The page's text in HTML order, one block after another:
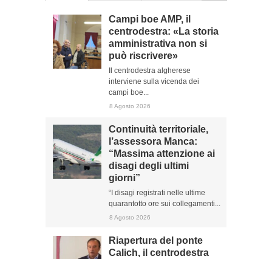
Campi boe AMP, il
centrodestra: «La storia
amministrativa non si
può riscrivere»
Il centrodestra algherese
interviene sulla vicenda dei
campi boe...
8 Agosto 2026
Continuità territoriale,
l’assessora Manca:
“Massima attenzione ai
disagi degli ultimi
giorni”
“I disagi registrati nelle ultime
quarantotto ore sui collegamenti...
8 Agosto 2026
Riapertura del ponte
Calich, il centrodestra